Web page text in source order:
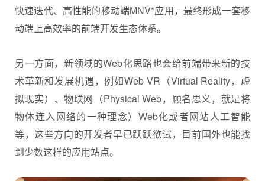
快速迭代、高性能的移动端MNV*应用，最终形成一套移
动端上高效率的前端开发生态体系。
另一方面，新领域的Web化思路也会给前端带来新的技
术革新和发展机遇，例如Web VR（Virtual Reality，虚
拟现实）、物联网（Physical Web，顾名思义，就是将
物体连入网络的一种理念）Web化或者网站人工智能
等，这些方向的开发者早已跃跃欲试，目前国外也能找
到少数这样的应用站点。